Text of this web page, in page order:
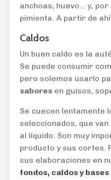
anchoas, huevo... y,
pimienta. A partir de
Caldos
Un buen caldo es la
Se puede consumir
pero solemos usarlo
sabores en guisos,
Se cuecen lentamente
seleccionados, que
al líquido. Son muy
producto y sus cortes.
sus elaboraciones en
fondos, caldos y bases.